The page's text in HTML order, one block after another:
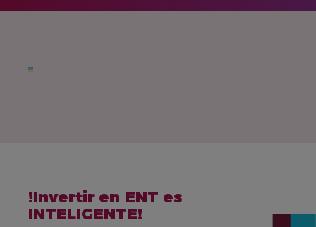
NAME
!Invertir en ENT es
INTELIGENTE!